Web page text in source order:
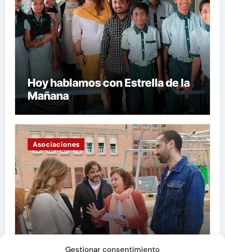
Gestionar consentimiento
Hoy hablamos con Estrella de la
Mañana
Asociaciones